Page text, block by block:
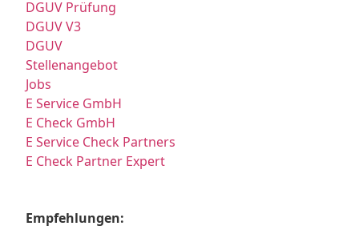
DGUV Prüfung
DGUV V3
DGUV
Stellenangebot
Jobs
E Service GmbH
E Check GmbH
E Service Check Partners
E Check Partner Expert
Empfehlungen: